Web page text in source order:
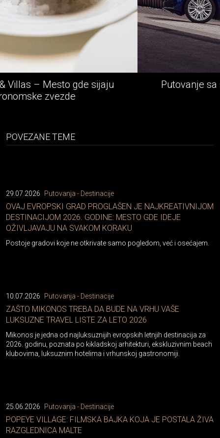
Putovanje sa stilom - Rolls-Royce
POVEZANE TEME
29.07.2026 Putovanja - Destinacije
OVAJ EVROPSKI GRAD PROGLAŠEN JE NAJKREATIVNIJOM
DESTINACIJOM 2026. GODINE: MESTO GDE IDEJE
OŽIVLJAVAJU NA SVAKOM KORAKU
Postoje gradovi koje ne otkrivate samo pogledom, već i osećajem.
10.07.2026 Putovanja - Destinacije
ZAŠTO MIKONOS TREBA DA BUDE NA VRHU VAŠE
LUKSUZNE TRAVEL LISTE ZA LETO 2026
Mikonos je jedna od najluksuznijih evropskih letnjih destinacija za
2026. godinu, poznata po kikladskoj arhitekturi, ekskluzivnim beach
klubovima, luksuznim hotelima i vrhunskoj gastronomiji.
25.06.2026 Putovanja - Destinacije
POPEYE VILLAGE: FILMSKA BAJKA KOJA JE POSTALA ŽIVA
RAZGLEDNICA MALTE